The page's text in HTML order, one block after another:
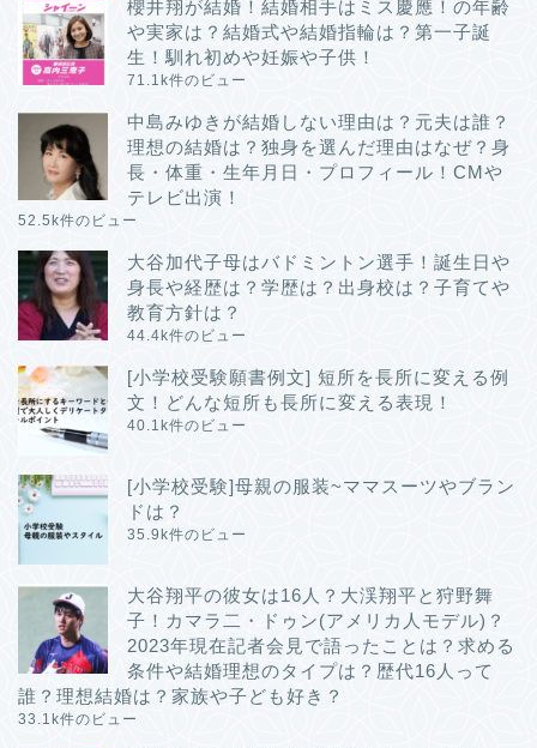
櫻井翔が結婚！結婚相手はミス慶應！の年齢
や実家は？結婚式や結婚指輪は？第一子誕
生！馴れ初めや妊娠や子供！
71.1k件のビュー
中島みゆきが結婚しない理由は？元夫は誰？
理想の結婚は？独身を選んだ理由はなぜ？身
長・体重・生年月日・プロフィール！CMや
テレビ出演！
52.5k件のビュー
大谷加代子母はバドミントン選手！誕生日や
身長や経歴は？学歴は？出身校は？子育てや
教育方針は？
44.4k件のビュー
[小学校受験願書例文] 短所を長所に変える例
文！どんな短所も長所に変える表現！
40.1k件のビュー
[小学校受験]母親の服装~ママスーツやブラン
ドは？
35.9k件のビュー
大谷翔平の彼女は16人？大渓翔平と狩野舞
子！カマラ二・ドゥン(アメリカ人モデル)？
2023年現在記者会見で語ったことは？求める
条件や結婚理想のタイプは？歴代16人って
誰？理想結婚は？家族や子ども好き？
33.1k件のビュー